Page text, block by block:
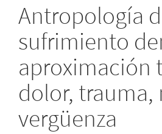
Antropología
sufrimiento
aproximación
dolor, trauma,
vergüenza